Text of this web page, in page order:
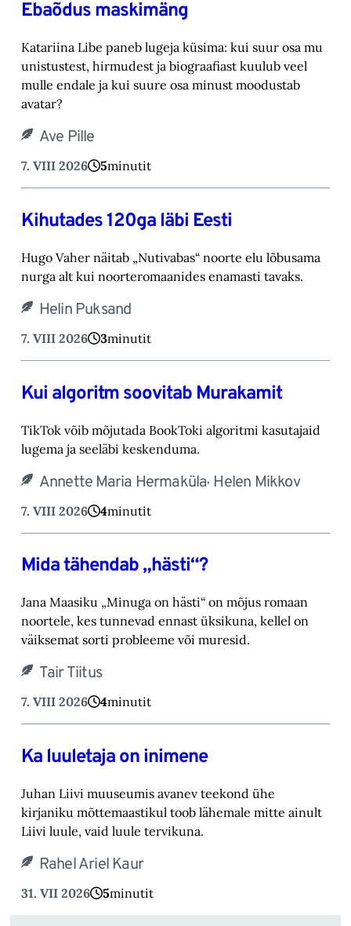
Ebaõdus maskimäng
Katariina Libe paneb lugeja küsima: kui suur osa mu
unistustest, hirmudest ja biograafiast ‎kuulub veel
mulle endale ja kui suure osa minust moodustab
avatar? ‎
Ave Pille
7. VIII 2026 5minutit
Kihutades 120ga läbi Eesti
Hugo Vaher näitab „Nutivabas“ noorte elu lõbusama
nurga alt kui noorteromaanides ena‎masti tavaks.‎
Helin Puksand
7. VIII 2026 3minutit
Kui algoritm soovitab Murakamit
TikTok võib mõjutada BookToki algoritmi kasutajaid
lugema ja seeläbi keskenduma.‎
Annette Maria Hermaküla, Helen Mikkov
7. VIII 2026 4minutit
Mida tähendab „hästi“?
Jana Maasiku „Minuga on hästi“ on mõjus romaan
noortele, kes tunnevad ennast üksikuna, ‎kellel on
väiksemat sorti probleeme või muresid.‎
Tair Tiitus
7. VIII 2026 4minutit
Ka luuletaja on inimene
Juhan Liivi muuseumis avanev teekond ühe
kirjaniku mõttemaastikul toob lähemale mitte ainult
Liivi luule, vaid luule tervikuna.
Rahel Ariel Kaur
31. VII 2026 5minutit